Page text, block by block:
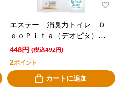
エステー 消臭力トイレ Ｄ
ｅｏＰｉｔａ（デオピタ）
本体 リフレッシュサボン
448円 (税込492円)
2ポイント
カートに追加